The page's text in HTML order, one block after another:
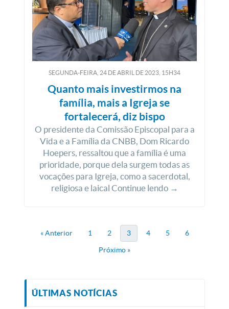
SEGUNDA-FEIRA, 24 DEABRIL DE 2023, 15H34
Quanto mais investirmos na
família, mais a Igreja se
fortalecerá, diz bispo
O presidente da Comissão Episcopal para a
Vida e a Família da CNBB, Dom Ricardo
Hoepers, ressaltou que a família é uma
prioridade, porque dela surgem todas as
vocações para Igreja, como a sacerdotal,
religiosa e laical Continue lendo →
« Anterior 1 2 3 4 5 6
Próximo »
ÚLTIMAS NOTÍCIAS